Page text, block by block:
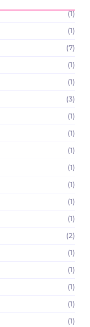
(1)
(1)
(7)
(1)
(1)
(3)
(1)
(1)
(1)
(1)
(1)
(1)
(1)
(2)
(1)
(1)
(1)
(1)
(1)